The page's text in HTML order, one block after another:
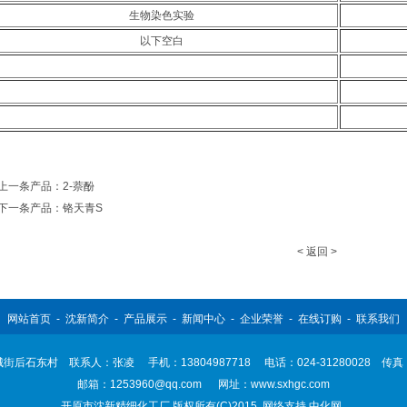
生物染色实验
以下空白
一条产品：2-萘酚
一条产品：铬天青S
< 返回 >
网站首页 - 沈新简介 - 产品展示 - 新闻中心 - 企业荣誉 - 在线订购 - 联系我们
街后石东村 联系人：张凌 手机：13804987718 电话：024-31280028 传真
邮箱： 1253960@qq.com 网址： www.sxhgc.com